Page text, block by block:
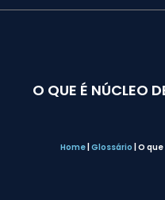
O QUE É NÚCLEO
Home| Glossário O